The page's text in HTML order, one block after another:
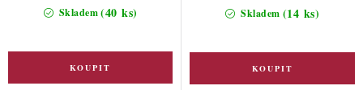
Skladem(40 ks) Skladem (14 ks)